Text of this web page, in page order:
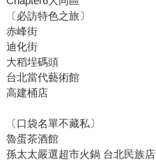
〔必訪特色之旅〕
赤峰街
迪化街
大稻埕碼頭
台北當代藝術館
高建桶店
〔口袋名單不藏私〕
魯蛋茶酒館
孫太太嚴選超市火鍋 台北民族店